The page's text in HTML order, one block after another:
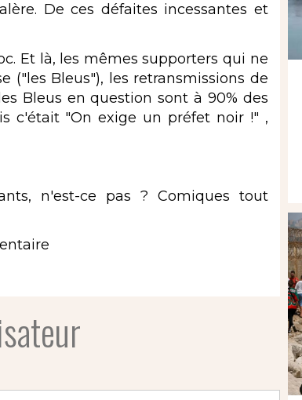
De ces défaites incessantes et
Et là, les mêmes supporters qui ne
("les Bleus"), les retransmissions de
Bleus en question sont à 90% des
c'était "On exige un préfet noir !" ,
n'est-ce pas ? Comiques tout